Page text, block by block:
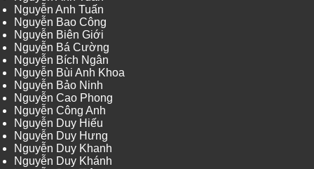
Nguyễn Anh Tuấn
Nguyễn Bao Công
Nguyễn Biên Giới
Nguyễn Bá Cường
Nguyễn Bích Ngân
Nguyễn Bùi Anh Khoa
Nguyễn Bảo Ninh
Nguyễn Cao Phong
Nguyễn Công Anh
Nguyễn Duy Hiếu
Nguyễn Duy Hưng
Nguyễn Duy Khanh
Nguyễn Duy Khánh